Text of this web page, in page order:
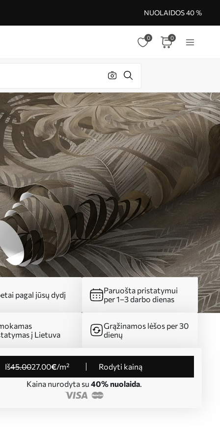
NUOLAIDOS 40 %
0 0
pagal jūsų dydį
Paruošta pristatymui
per 1–3 darbo dienas
į Lietuva
Grąžinamos lėšos per 30
dienų
iš45.0027.00€/m²
Rodyti kainą
Kaina nurodyta su 40% nuolaida.